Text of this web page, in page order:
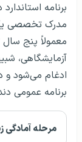
برنامه
معمولاً پنج
آزمایشگاهی،
ادغام می‌شود و
برنامه عمومی
مرحله آمادگی